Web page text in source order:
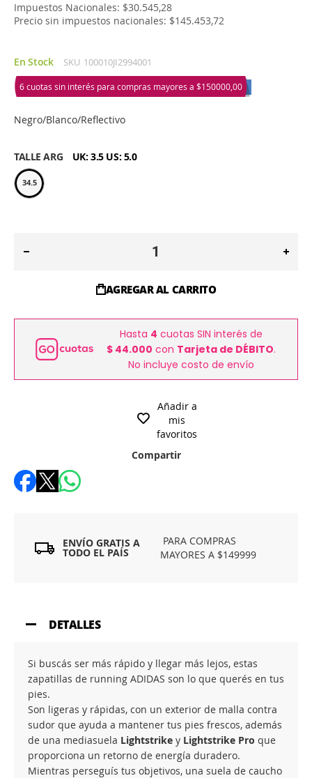
Impuestos Nacionales: $30.545,28
Precio sin impuestos nacionales: $145.453,72
En Stock SKU 100010JI2994001
6 cuotas sin interés para compras mayores a $150000,00
Negro/Blanco/Reflectivo
TALLE ARG UK: 3.5 US: 5.0
34.5
AGREGAR AL CARRITO
Hasta 4 cuotas SIN interés de
$ 44.000 con Tarjeta de DÉBITO.
No incluye costo de envío
Añadir a
mis
favoritos
Compartir
ENVÍO GRATIS A
TODO EL PAÍS
PARA COMPRAS
MAYORES A $149999
DETALLES
Si buscás ser más rápido y llegar más lejos, estas
zapatillas de running ADIDAS son lo que querés en tus
pies.
Son ligeras y rápidas, con un exterior de malla contra
sudor que ayuda a mantener tus pies frescos, además
de una mediasuela Lightstrike y Lightstrike Pro que
proporciona un retorno de energía duradero.
Mientras perseguís tus objetivos, una suela de caucho